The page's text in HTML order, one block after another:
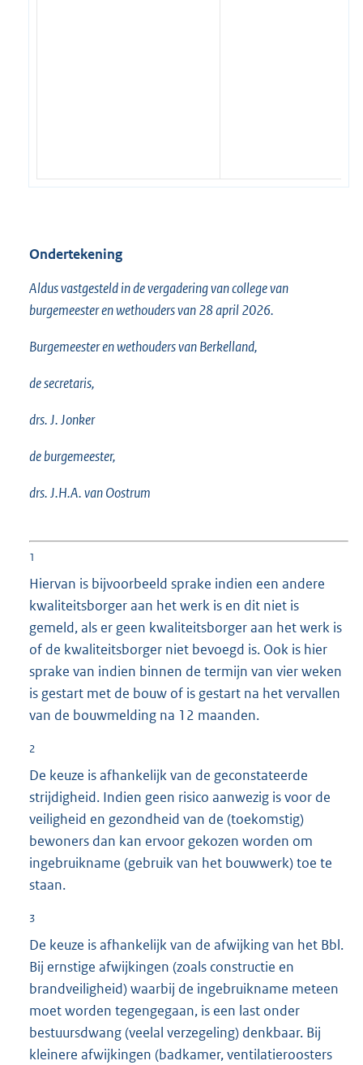
Ondertekening
Aldus vastgesteld in de vergadering van college van
burgemeester en wethouders van 28 april 2026.
Burgemeester en wethouders van Berkelland,
de secretaris,
drs. J. Jonker
de burgemeester,
drs. J.H.A. van Oostrum
1
Hiervan is bijvoorbeeld sprake indien een andere
kwaliteitsborger aan het werk is en dit niet is
gemeld, als er geen kwaliteitsborger aan het werk is
of de kwaliteitsborger niet bevoegd is. Ook is hier
sprake van indien binnen de termijn van vier weken
is gestart met de bouw of is gestart na het vervallen
van de bouwmelding na 12 maanden.
2
De keuze is afhankelijk van de geconstateerde
strijdigheid. Indien geen risico aanwezig is voor de
veiligheid en gezondheid van de (toekomstig)
bewoners dan kan ervoor gekozen worden om
ingebruikname (gebruik van het bouwwerk) toe te
staan.
3
De keuze is afhankelijk van de afwijking van het Bbl.
Bij ernstige afwijkingen (zoals constructie en
brandveiligheid) waarbij de ingebruikname meteen
moet worden tegengegaan, is een last onder
bestuursdwang (veelal verzegeling) denkbaar. Bij
kleinere afwijkingen (badkamer, ventilatieroosters